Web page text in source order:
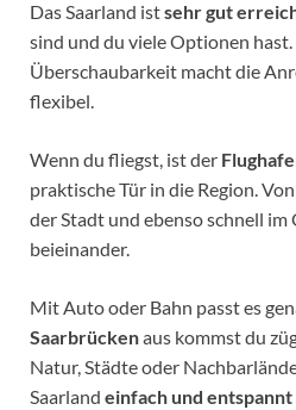
Das Saarland istsehr gut
sind und du viele Optionen hast.
Überschaubarkeit macht die
flexibel.
Wenn du fliegst, ist der
praktische Tür in die Region.
der Stadt und ebenso schnell im
beieinander.
Mit Auto oder Bahn passt es
Saarbrückenaus kommst du
Natur, Städte oder
Saarland einfach und entspannt